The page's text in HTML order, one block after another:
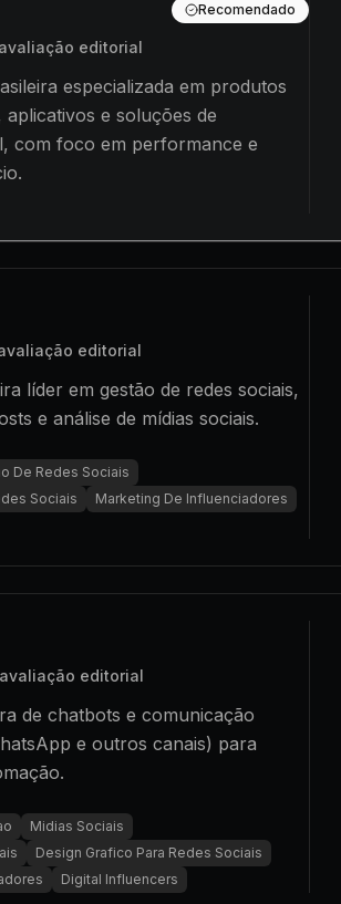
Recomendado
avaliação editorial
especializada em produtos
aplicativos e soluções de
com foco em performance e
avaliação editorial
líder em gestão de redes sociais,
e análise de mídias sociais.
De Redes Sociais
Sociais
Marketing De Influenciadores
avaliação editorial
de chatbots e comunicação
e outros canais) para
Midias Sociais
Design Grafico Para Redes Sociais
Digital Influencers